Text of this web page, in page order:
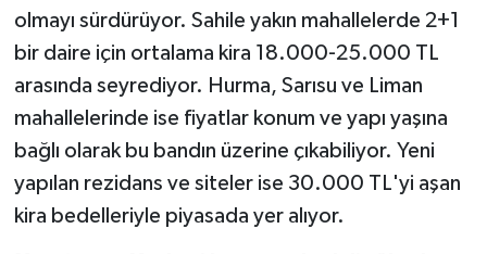
olmayı sürdürüyor. Sahile yakın mahallelerde 2+1
bir daire için ortalama kira 18.000-25.000 TL
arasında seyrediyor. Hurma, Sarısu ve Liman
mahallelerinde ise fiyatlar konum ve yapı yaşına
bağlı olarak bu bandın üzerine çıkabiliyor. Yeni
yapılan rezidans ve siteler ise 30.000 TL'yi aşan
kira bedelleriyle piyasada yer alıyor.